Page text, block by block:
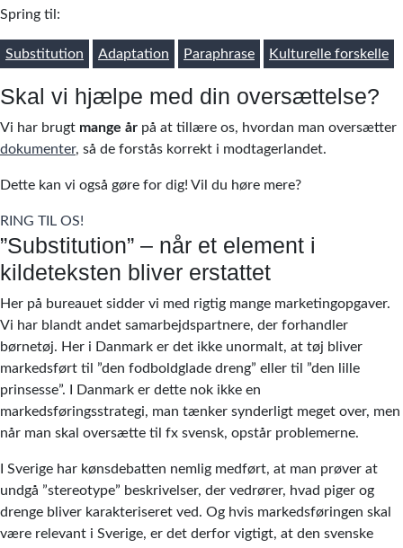
Spring til:
Substitution Adaptation Paraphrase Kulturelle forskelle
Skal vi hjælpe med din oversættelse?
Vi har brugt mange år på at tillære os, hvordan man oversætter
dokumenter, så de forstås korrekt i modtagerlandet.
Dette kan vi også gøre for dig! Vil du høre mere?
RING TIL OS!
”Substitution” – når et element i
kildeteksten bliver erstattet
Her på bureauet sidder vi med rigtig mange marketingopgaver.
Vi har blandt andet samarbejdspartnere, der forhandler
børnetøj. Her i Danmark er det ikke unormalt, at tøj bliver
markedsført til ”den fodboldglade dreng” eller til ”den lille
prinsesse”. I Danmark er dette nok ikke en
markedsføringsstrategi, man tænker synderligt meget over, men
når man skal oversætte til fx svensk, opstår problemerne.
I Sverige har kønsdebatten nemlig medført, at man prøver at
undgå ”stereotype” beskrivelser, der vedrører, hvad piger og
drenge bliver karakteriseret ved. Og hvis markedsføringen skal
være relevant i Sverige, er det derfor vigtigt, at den svenske